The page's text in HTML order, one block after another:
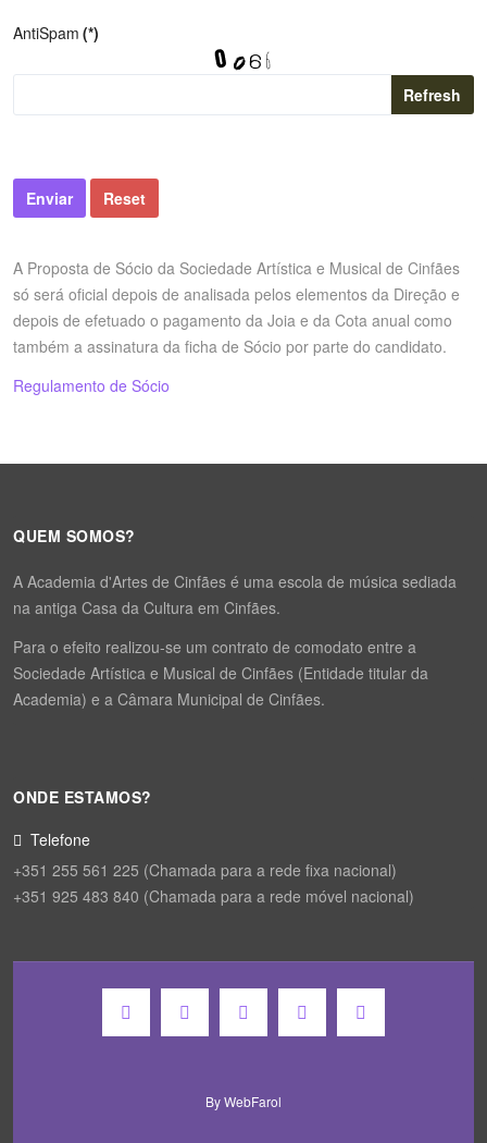
AntiSpam (*)
Refresh
Enviar Reset
A Proposta de Sócio da Sociedade Artística e Musical de Cinfães
só será oficial depois de analisada pelos elementos da Direção e
depois de efetuado o pagamento da Joia e da Cota anual como
também a assinatura da ficha de Sócio por parte do candidato.
Regulamento de Sócio
QUEM SOMOS?
A Academia d'Artes de Cinfães é uma escola de música sediada
na antiga Casa da Cultura em Cinfães.
Para o efeito realizou-se um contrato de comodato entre a
Sociedade Artística e Musical de Cinfães (Entidade titular da
Academia) e a Câmara Municipal de Cinfães.
ONDE ESTAMOS?
Telefone
+351 255 561 225 (Chamada para a rede fixa nacional)
+351 925 483 840 (Chamada para a rede móvel nacional)
ByWebFarol